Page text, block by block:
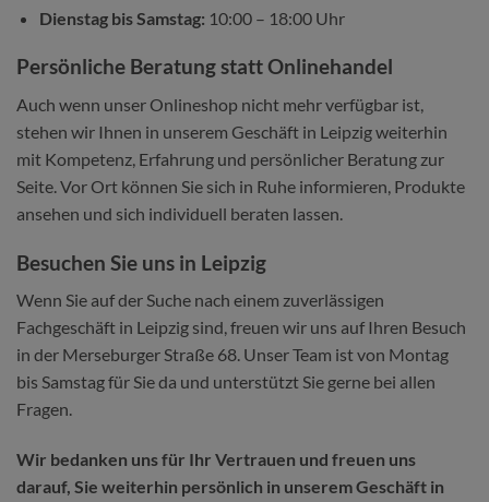
Dienstag bis Samstag: 10:00 – 18:00 Uhr
Persönliche Beratung statt Onlinehandel
Auch wenn unser Onlineshop nicht mehr verfügbar ist,
stehen wir Ihnen in unserem Geschäft in Leipzig weiterhin
mit Kompetenz, Erfahrung und persönlicher Beratung zur
Seite. Vor Ort können Sie sich in Ruhe informieren, Produkte
ansehen und sich individuell beraten lassen.
Besuchen Sie uns in Leipzig
Wenn Sie auf der Suche nach einem zuverlässigen
Fachgeschäft in Leipzig sind, freuen wir uns auf Ihren Besuch
in der Merseburger Straße 68. Unser Team ist von Montag
bis Samstag für Sie da und unterstützt Sie gerne bei allen
Fragen.
Wir bedanken uns für Ihr Vertrauen und freuen uns
darauf, Sie weiterhin persönlich in unserem Geschäft in